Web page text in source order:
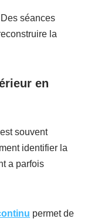
séances
la
en
souvent
identifier la
a parfois
permet de